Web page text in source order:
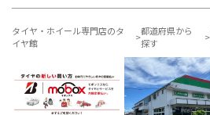
タイヤ・ホイール専門店のタ
イヤ館
都道府県から
探す